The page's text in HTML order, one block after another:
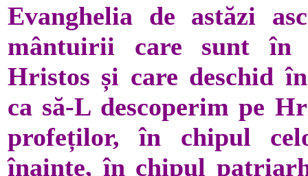
Evanghelia de astăzi
mântuirii care sunt în
Hristos și care deschid
ca să-L descoperim pe
profeților, în chipul
înainte, în chipul